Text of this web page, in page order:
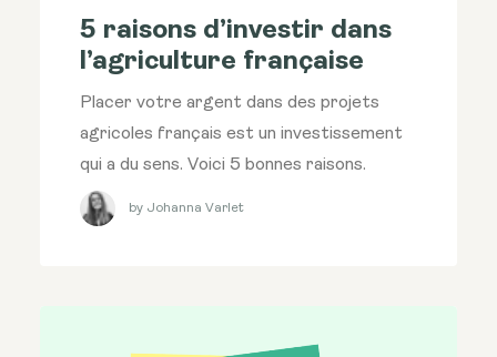
5 raisons d’investir dans
l’agriculture française
Placer votre argent dans des projets
agricoles français est un investissement
qui a du sens. Voici 5 bonnes raisons.
by Johanna Varlet